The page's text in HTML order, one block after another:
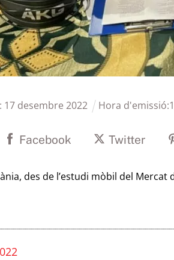
17 desembre 2022 Hora d'emissió:
Facebook Twitter
des de l’estudi mòbil del